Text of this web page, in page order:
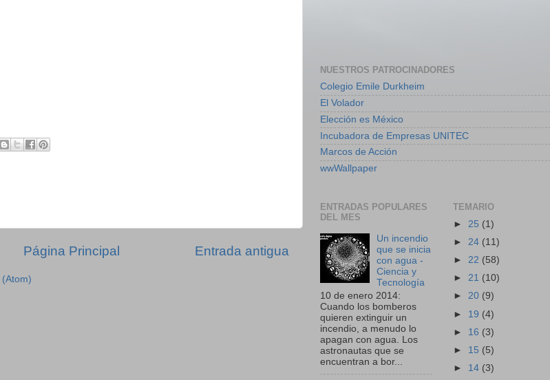
Entrada antigua
Página Principal
NUESTROS PATROCINADORES
Colegio Emile Durkheim
El Volador
Elección es México
Incubadora de Empresas UNITEC
Marcos de Acción
wwWallpaper
ENTRADAS POPULARES
DEL MES
Un incendio
que se inicia
con agua -
Ciencia y
Tecnología
10 de enero 2014:
Cuando los bomberos
quieren extinguir un
incendio, a menudo lo
apagan con agua. Los
astronautas que se
encuentran a bor...
TEMARIO
► 25 (1)
► 24 (11)
► 22 (58)
► 21 (10)
► 20 (9)
► 19 (4)
► 16 (3)
► 15 (5)
► 14 (3)